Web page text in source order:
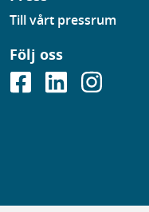
Till vårt pressrum
Följ oss